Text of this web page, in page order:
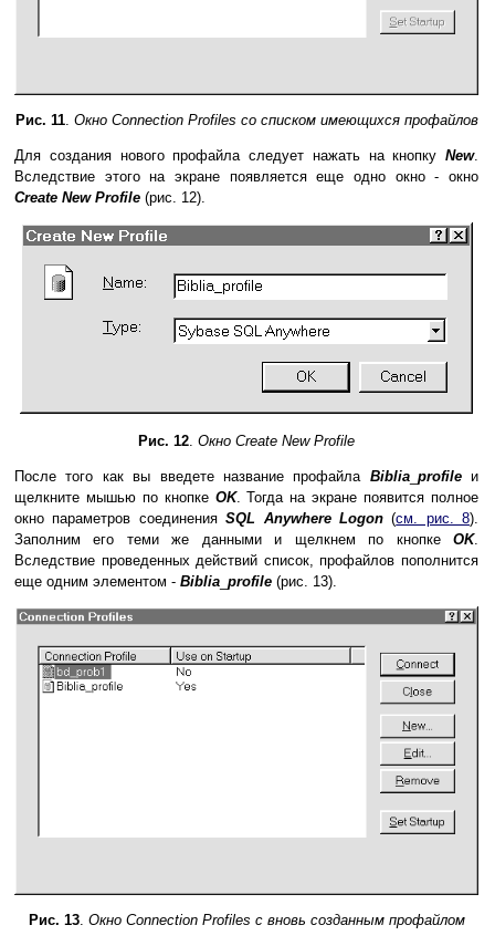
Рис. 11. Окно Сonnection Profiles со списком имеющихся профайлов
Для создания нового профайла следует нажать на кнопку New.
Вследствие этого на экране появляется еще одно окно - окно
Create New Profile (рис. 12).
Рис. 12. Окно Create New Profile
После того как вы введете название профайла Biblia_ profileи
щелкните мышью по кнопке OK. Тогда на экране появится полное
окно параметров соединенияSQL Anywhere Logon(см. рис. 8).
Заполним его теми же данными и щелкнем по кнопке OK.
Вследствие проведенных действий список, профайлов пополнится
еще одним элементом - Biblia profile (рис. 13).
Рис. 13. Окно Сonnection Profiles с вновь созданным профайлом